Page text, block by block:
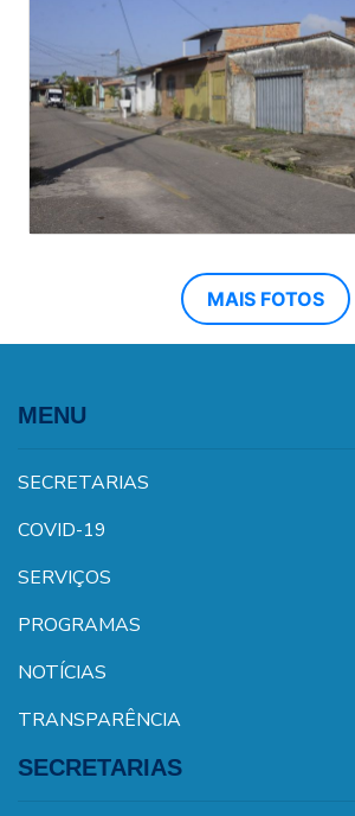
MAIS FOTOS
MENU
SECRETARIAS
COVID-19
SERVIÇOS
PROGRAMAS
NOTÍCIAS
TRANSPARÊNCIA
SECRETARIAS